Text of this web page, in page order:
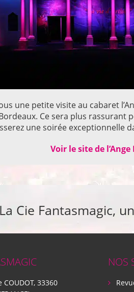
une petite visite au cabaret
Ce sera plus rassurant
une soirée exceptionnelle
Voir le site de l’Ange
La Cie Fantasmagic,
33360
NOS